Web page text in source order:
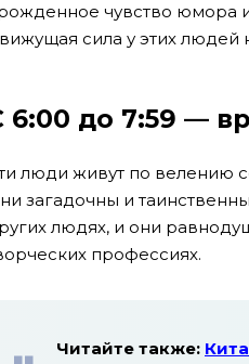
чувство юмора
сила у этих людей
6:00 до 7:59 —
люди живут по велению
загадочны и
людях, и они
профессиях.
Читайте также: